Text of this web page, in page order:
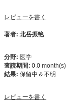
レビューを書く
著者: 北岳振艳
分野: 医学
査読期間: 0.0 month(s)
結果: 保留中＆不明
レビューを書く